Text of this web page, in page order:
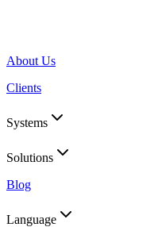
About Us
Clients
Systems
Solutions
Blog
Language